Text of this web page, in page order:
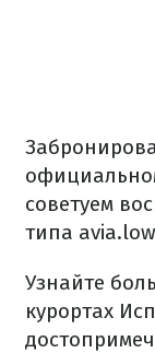
советуем
типа
Узнайте
курортах